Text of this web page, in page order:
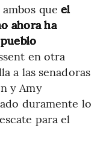
queel
ahora ha
en otra
a las senadoras
y Amy
duramente lo
para el